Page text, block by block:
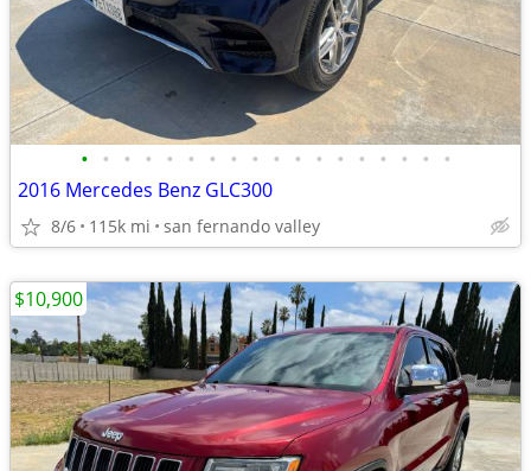
• • • • • • • • • • • • • • • • • •
2016 Mercedes Benz GLC300
8/6 115k mi san fernando valley
$10,900